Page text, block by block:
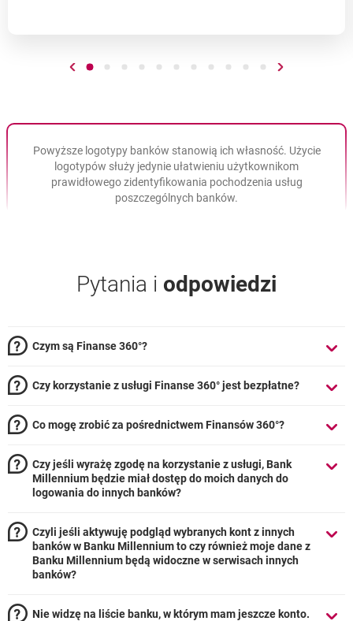
Przejdź do poprzedniego slajdu
Przejdź do slajdu numer 1
Przejdź do slajdu numer 2
Przejdź do slajdu numer 3
Przejdź do slajdu numer 4
Przejdź do slajdu numer 5
Przejdź do slajdu numer 6
Przejdź do slajdu numer 7
Przejdź do slajdu numer
Przejdź do slajdu
Przejdź do slajdu
Przejdź do
Przejdź do
Powyższe logotypy banków stanowią ich własność. Użycie
logotypów służy jedynie ułatwieniu użytkownikom
prawidłowego zidentyfikowania pochodzenia usług
poszczególnych banków.
Pytania i odpowiedzi
Czym są Finanse 360°?
Czy korzystanie z usługi Finanse 360° jest bezpłatne?
Co mogę zrobić za pośrednictwem Finansów 360°?
Czy jeśli wyrażę zgodę na korzystanie z usługi, Bank
Millennium będzie miał dostęp do moich danych do
logowania do innych banków?
Czyli jeśli aktywuję podgląd wybranych kont z innych
banków w Banku Millennium to czy również moje dane z
Banku Millennium będą widoczne w serwisach innych
banków?
Nie widzę na liście banku, w którym mam jeszcze konto.